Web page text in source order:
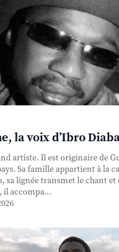
la voix d’Ibro
artiste. Il est originaire de
Sa famille appartient à la
sa lignée transmet le chant et
il accompa...